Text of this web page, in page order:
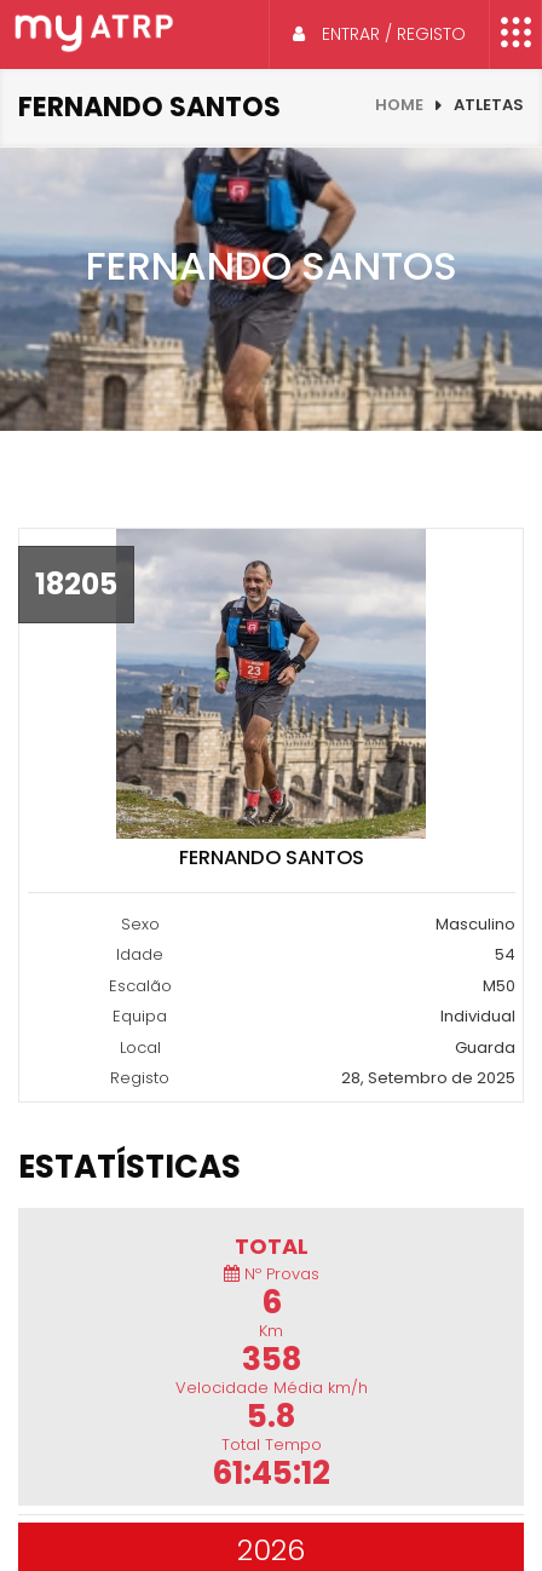
ENTRAR / REGISTO
FERNANDO SANTOS HOME ATLETAS
FERNANDO SANTOS
18205
FERNANDO SANTOS
Sexo
Masculino
Idade
54
Escalão
M50
Equipa
Individual
Local
Guarda
Registo
28, Setembro de 2025
ESTATÍSTICAS
TOTAL
Nº Provas
6
Km
358
Velocidade Média km/h
5.8
Total Tempo
61:45:12
2026